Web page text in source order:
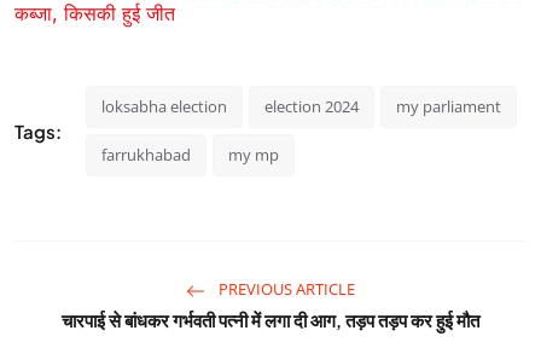
कब्जा, किसकी हुई जीत
Tags:
loksabha election election 2024 my parliament
farrukhabad my mp
PREVIOUS ARTICLE
चारपाई से बांधकर गर्भवती पत्नी में लगा दी आग, तड़प तड़प कर हुई मौत